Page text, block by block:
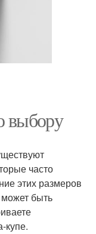
выбору
часто
этих размеров
быть
купе.